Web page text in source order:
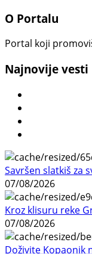
O Portalu
Portal koji
Najnovije vesti
Savršen slatkiš za
07/08/2026
Kroz klisuru reke
07/08/2026
Doživite Kopaonik